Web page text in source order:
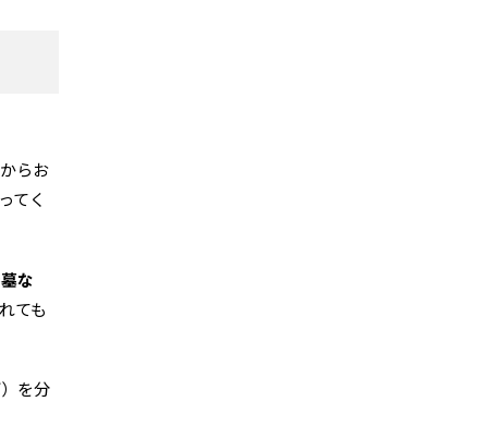
らお
てく
な
ても
を分